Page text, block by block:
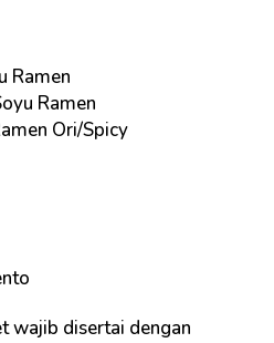
Ramen
Ramen
Ori/Spicy
wajib disertai dengan